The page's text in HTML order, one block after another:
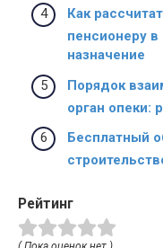
Как
пенсионеру
назначение
Порядок
орган опеки:
Бесплатный
Рейтинг